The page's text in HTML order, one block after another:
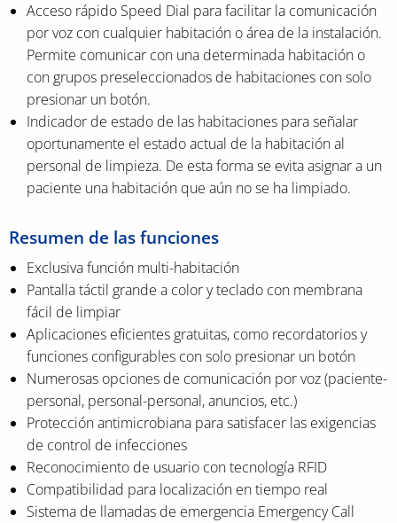
Acceso rápido Speed Dial para facilitar la comunicación
por voz con cualquier habitación o área de la instalación.
Permite comunicar con una determinada habitación o
con grupos preseleccionados de habitaciones con solo
presionar un botón.
Indicador de estado de las habitaciones para señalar
oportunamente el estado actual de la habitación al
personal de limpieza. De esta forma se evita asignar a un
paciente una habitación que aún no se ha limpiado.
Resumen de las funciones
Exclusiva función multi-habitación
Pantalla táctil grande a color y teclado con membrana
fácil de limpiar
Aplicaciones eficientes gratuitas, como recordatorios y
funciones configurables con solo presionar un botón
Numerosas opciones de comunicación por voz (paciente-
personal, personal-personal, anuncios, etc.)
Protección antimicrobiana para satisfacer las exigencias
de control de infecciones
Reconocimiento de usuario con tecnología RFID
Compatibilidad para localización en tiempo real
Sistema de llamadas de emergencia Emergency Call